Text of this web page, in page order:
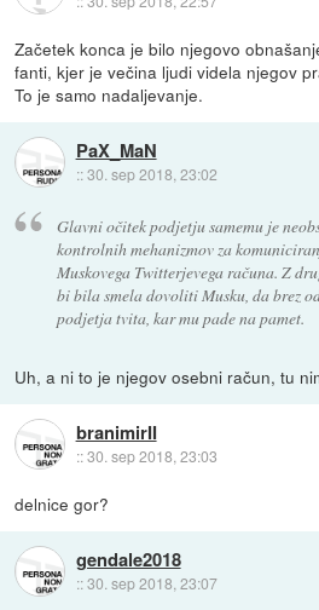
Začetek konca je bilo njegovo
fanti, kjer je večina ljudi videla njegov
To je samo nadaljevanje.
PaX_MaN
::30. sep 2018, 23:02
Glavni očitek podjetju samemu je
kontrolnih mehanizmov za
Muskovega Twitterjevega računa. Z
bi bila smela dovoliti Musku, da brez
podjetja tvita, kar mu pade na pamet.
Uh, a ni to je njegov osebni račun, tu
branimirII
::30. sep 2018, 23:03
delnice gor?
gendale2018
::30. sep 2018, 23:07